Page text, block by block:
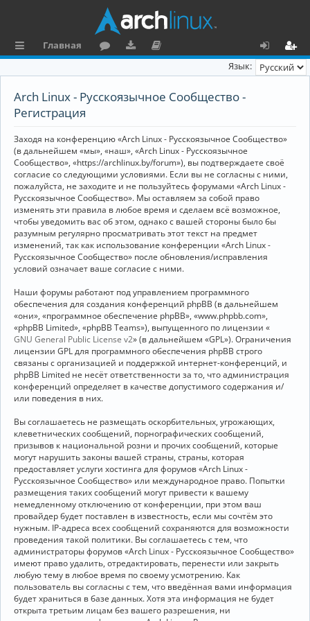
л
и
Главная
н
та
ц
и
я
х
ег
Язык:
Arch Linux - Русскоязычное Сообщество -
Регистрация
Заходя на конференцию «Arch Linux - Русскоязычное Сообщество»
(в дальнейшем «мы», «наш», «Arch Linux - Русскоязычное
Сообщество», «https://archlinux.by/forum»), вы подтверждаете своё
согласие со следующими условиями. Если вы не согласны с ними,
пожалуйста, не заходите и не пользуйтесь форумами «Arch Linux -
Русскоязычное Сообщество». Мы оставляем за собой право
изменять эти правила в любое время и сделаем всё возможное,
чтобы уведомить вас об этом, однако с вашей стороны было бы
разумным регулярно просматривать этот текст на предмет
изменений, так как использование конференции «Arch Linux -
Русскоязычное Сообщество» после обновления/исправления
условий означает ваше согласие с ними.
Наши форумы работают под управлением программного
обеспечения для создания конференций phpBB (в дальнейшем
«они», «программное обеспечение phpBB», «www.phpbb.com»,
«phpBB Limited», «phpBB Teams»), выпущенного по лицензии «
GNU General Public License v2» (в дальнейшем «GPL»). Ограничения
лицензии GPL для программного обеспечения phpBB строго
связаны с организацией и поддержкой интернет-конференций, и
phpBB Limited не несёт ответственности за то, что администрация
конференций определяет в качестве допустимого содержания и/
или поведения в них.
Вы соглашаетесь не размещать оскорбительных, угрожающих,
клеветнических сообщений, порнографических сообщений,
призывов к национальной розни и прочих сообщений, которые
могут нарушить законы вашей страны, страны, которая
предоставляет услуги хостинга для форумов «Arch Linux -
Русскоязычное Сообщество» или международное право. Попытки
размещения таких сообщений могут привести к вашему
немедленному отключению от конференции, при этом ваш
провайдер будет поставлен в известность, если мы сочтём это
нужным. IP-адреса всех сообщений сохраняются для возможности
проведения такой политики. Вы соглашаетесь с тем, что
администраторы форумов «Arch Linux - Русскоязычное Сообщество»
имеют право удалить, отредактировать, перенести или закрыть
любую тему в любое время по своему усмотрению. Как
пользователь вы согласны с тем, что введённая вами информация
будет храниться в базе данных. Хотя эта информация не будет
открыта третьим лицам без вашего разрешения, ни